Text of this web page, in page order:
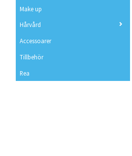
Make up
Hårvård
Accessoarer
Tillbehör
Rea